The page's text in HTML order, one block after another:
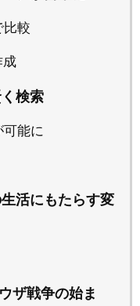
比較
成
検索
可能に
活にもたらす変
ザ戦争の始ま